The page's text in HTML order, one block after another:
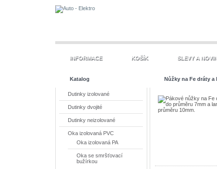
INFORMACE KOŠÍK SLEVY A
Katalog
Dutinky izolované
Dutinky dvojité
Dutinky neizolované
Oka izolovaná PVC
Oka izolovaná PA
Oka se smršťovací
bužírkou
Nůžky na Fe dráty a